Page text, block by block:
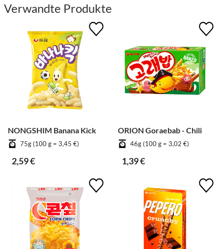
Verwandte Produkte
NONGSHIM Banana Kick
75g (100 g = 3,45 €)
2,59 €
ORION Goraebab - Chili
46g (100 g = 3,02 €)
1,39 €